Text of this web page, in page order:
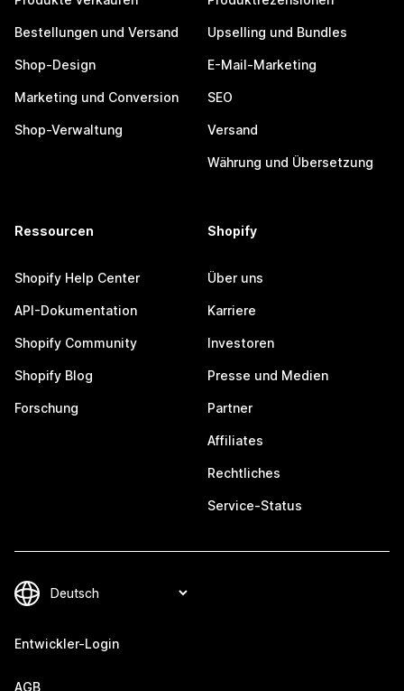
Bestellungen und Versand
Shop-Design
Marketing und Conversion
Shop-Verwaltung
Upselling und Bundles
E-Mail-Marketing
SEO
Versand
Währung und Übersetzung
Ressourcen
Shopify Help Center
API-Dokumentation
Shopify Community
Shopify Blog
Forschung
Shopify
Über uns
Karriere
Investoren
Presse und Medien
Partner
Affiliates
Rechtliches
Service-Status
Entwickler-Login
AGB